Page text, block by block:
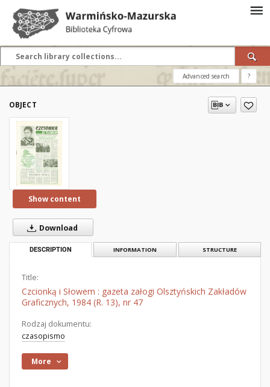
Advanced search ?
OBJECT
Show content
Download
DESCRIPTION INFORMATION STRUCTURE
Title:
Czcionką i Słowem : gazeta załogi Olsztyńskich Zakładów
Graficznych, 1984 (R. 13), nr 47
Rodzaj dokumentu:
czasopismo
More